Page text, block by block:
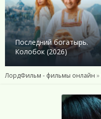
Последний богатырь.
Колобок (2026)
ЛордФильм - фильмы онлайн »